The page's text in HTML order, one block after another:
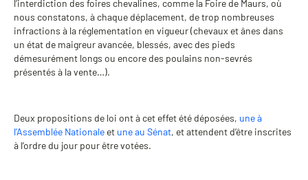
l’interdiction des foires chevalines, comme la Foire de Maurs, où
nous constatons, à chaque déplacement, de trop nombreuses
infractions à la réglementation en vigueur (chevaux et ânes dans
un état de maigreur avancée, blessés, avec des pieds
démesurément longs ou encore des poulains non-sevrés
présentés à la vente…).
Deux propositions de loi ont à cet effet été déposées, une à
l’Assemblée Nationale et une au Sénat, et attendent d’être inscrites
à l’ordre du jour pour être votées.